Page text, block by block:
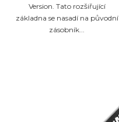
Version. Tato rozšiřující
základna se nasadí na původní
zásobník...